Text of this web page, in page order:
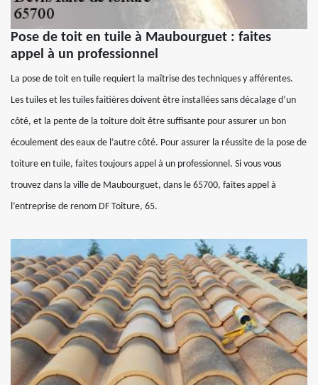
Pose de toit en tuile à Maubourguet : faites
appel à un professionnel
La pose de toit en tuile requiert la maîtrise des techniques y afférentes.
Les tuiles et les tuiles faitières doivent être installées sans décalage d’un
côté, et la pente de la toiture doit être suffisante pour assurer un bon
écoulement des eaux de l’autre côté. Pour assurer la réussite de la pose de
toiture en tuile, faites toujours appel à un professionnel. Si vous vous
trouvez dans la ville de Maubourguet, dans le 65700, faites appel à
l’entreprise de renom DF Toiture, 65.